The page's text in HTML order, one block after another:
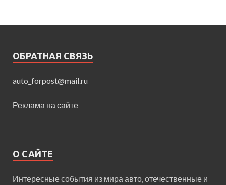
ОБРАТНАЯ СВЯЗЬ
auto_forpost@mail.ru
Реклама на сайте
О САЙТЕ
Интересные события из мира авто, отечественные и